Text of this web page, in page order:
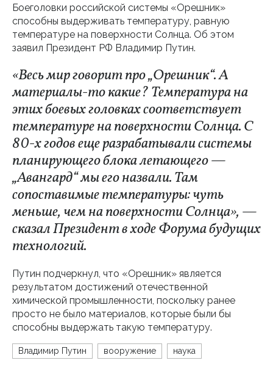
Боеголовки российской системы «Орешник»
способны выдерживать температуру, равную
температуре на поверхности Солнца. Об этом
заявил Президент РФ Владимир Путин.
«Весь мир говорит про „Орешник“. А
материалы-то какие? Температура на
этих боевых головках соответствует
температуре на поверхности Солнца. С
80-х годов еще разрабатывали системы
планирующего блока летающего —
„Авангард“ мы его назвали. Там
сопоставимые температуры: чуть
меньше, чем на поверхности Солнца», —
сказал Президент в ходе Форума будущих
технологий.
Путин подчеркнул, что «Орешник» является
результатом достижений отечественной
химической промышленности, поскольку ранее
просто не было материалов, которые были бы
способны выдержать такую температуру.
Владимир Путин вооружение наука